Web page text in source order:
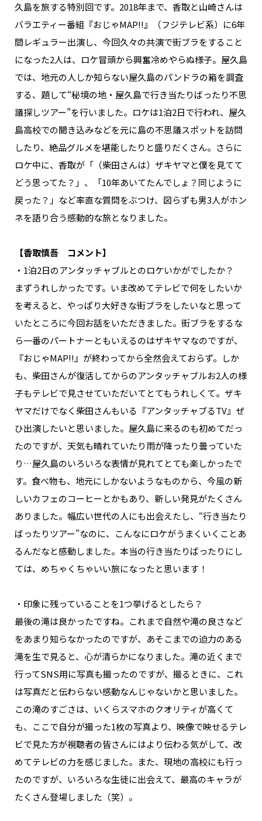
久島を旅する特別回です。2018年まで、香取と山崎さんは
バラエティー番組『おじゃMAP!!』（フジテレビ系）に6年
間レギュラー出演し、今回久々の共演で街ブラをすること
になった2人は、ロケ冒頭から興奮冷めやらぬ様子。屋久島
では、地元の人しか知らない屋久島のパンドラの箱を調査
する、題して“秘境の地・屋久島で行き当たりばったり不思
議探しツアー”を行いました。ロケは1泊2日で行われ、屋久
島高校での聞き込みなどを元に島の不思議スポットを訪問
したり、絶品グルメを堪能したりと盛りだくさん。さらに
ロケ中に、香取が「（柴田さんは）ザキヤマと僕を見てて
どう思ってた？」、「10年あいてたんでしょ？同じように
戻った？」など率直な質問をぶつけ、図らずも男3人がホン
ネを語り合う感動的な旅となりました。
【香取慎吾 コメント】
・1泊2日のアンタッチャブルとのロケいかがでしたか？
まずうれしかったです。いま改めてテレビで何をしたいか
を考えると、やっぱり大好きな街ブラをしたいなと思って
いたところに今回お話をいただきました。街ブラをするな
ら一番のパートナーともいえるのはザキヤマなのですが、
『おじゃMAP!!』が終わってから全然会えておらず。しか
も、柴田さんが復活してからのアンタッチャブルお2人の様
子もテレビで見させていただいてとてもうれしくて。ザキ
ヤマだけでなく柴田さんもいる『アンタッチャブるTV』ぜ
ひ出演したいと思いました。屋久島に来るのも初めてだっ
たのですが、天気も晴れていたり雨が降ったり曇っていた
り…屋久島のいろいろな表情が見れてとても楽しかったで
す。食べ物も、地元にしかないようなものから、今風の新
しいカフェのコーヒーとかもあり、新しい発見がたくさん
ありました。幅広い世代の人にも出会えたし、“行き当たり
ばったりツアー”なのに、こんなにロケがうまくいくことあ
るんだなと感動しました。本当の行き当たりばったりにし
ては、めちゃくちゃいい旅になったと思います！
・印象に残っていることを1つ挙げるとしたら？
最後の滝は良かったですね。これまで自然や滝の良さなど
をあまり知らなかったのですが、あそこまでの迫力のある
滝を生で見ると、心が清らかになりました。滝の近くまで
行ってSNS用に写真も撮ったのですが、撮るときに、これ
は写真だと伝わらない感動なんじゃないかと思いました。
この滝のすごさは、いくらスマホのクオリティが高くて
も、ここで自分が撮った1枚の写真より、映像で映せるテレ
ビで見た方が視聴者の皆さんにはより伝わる気がして、改
めてテレビの力を感じました。また、現地の高校にも行っ
たのですが、いろいろな生徒に出会えて、最高のキャラが
たくさん登場しました（笑）。